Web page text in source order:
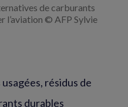
de carburants
l’aviation © AFP Sylvie
résidus de
durables